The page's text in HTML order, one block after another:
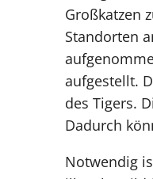
Großkatzen
Standorten
aufgestellt.
des Tigers.
Dadurch
Notwendig